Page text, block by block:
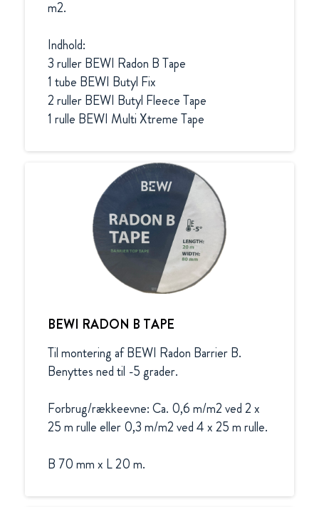
m2.
Indhold:
3 ruller BEWI Radon B Tape
1 tube BEWI Butyl Fix
2 ruller BEWI Butyl Fleece Tape
BEWI RADON B TAPE
Til montering af BEWI Radon Barrier B.
Benyttes ned til -5 grader.
Forbrug/rækkeevne: Ca. 0,6 m/m2 ved 2 x
25 m rulle eller 0,3 m/m2 ved 4 x 25 m rulle.
B 70 mm x L 20 m.